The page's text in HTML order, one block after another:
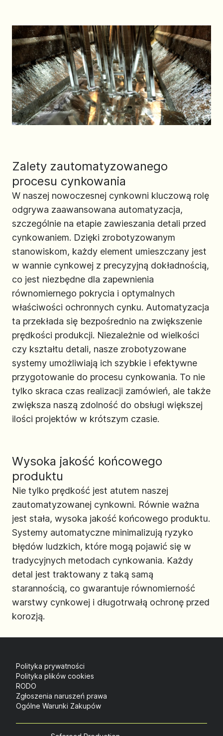
Zalety zautomatyzowanego
procesu cynkowania
W naszej nowoczesnej cynkowni kluczową rolę
odgrywa zaawansowana automatyzacja,
szczególnie na etapie zawieszania detali przed
cynkowaniem. Dzięki zrobotyzowanym
stanowiskom, każdy element umieszczany jest
w wannie cynkowej z precyzyjną dokładnością,
co jest niezbędne dla zapewnienia
równomiernego pokrycia i optymalnych
właściwości ochronnych cynku. Automatyzacja
ta przekłada się bezpośrednio na zwiększenie
prędkości produkcji. Niezależnie od wielkości
czy kształtu detali, nasze zrobotyzowane
systemy umożliwiają ich szybkie i efektywne
przygotowanie do procesu cynkowania. To nie
tylko skraca czas realizacji zamówień, ale także
zwiększa naszą zdolność do obsługi większej
ilości projektów w krótszym czasie.
Wysoka jakość końcowego
produktu
Nie tylko prędkość jest atutem naszej
zautomatyzowanej cynkowni. Równie ważna
jest stała, wysoka jakość końcowego produktu.
Systemy automatyczne minimalizują ryzyko
błędów ludzkich, które mogą pojawić się w
tradycyjnych metodach cynkowania. Każdy
detal jest traktowany z taką samą
starannością, co gwarantuje równomierność
warstwy cynkowej i długotrwałą ochronę przed
korozją.
Polityka prywatności
Polityka plików cookies
RODO
Zgłoszenia naruszeń prawa
Ogólne Warunki Zakupów